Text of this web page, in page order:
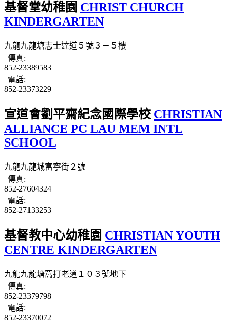
基督堂幼稚園 CHRIST CHURCH
KINDERGARTEN
九龍九龍塘志士達道５號３－５樓
| 傳真:
852-23389583
| 電話:
852-23373229
宣道會劉平齋紀念國際學校 CHRISTIAN
ALLIANCE PC LAU MEM INTL
SCHOOL
九龍九龍城富寧街２號
| 傳真:
852-27604324
| 電話:
852-27133253
基督教中心幼稚園 CHRISTIAN YOUTH
CENTRE KINDERGARTEN
九龍九龍塘窩打老道１０３號地下
| 傳真:
852-23379798
| 電話:
852-23370072